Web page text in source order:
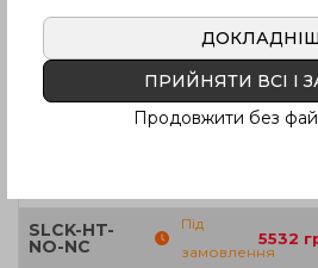
SLCK-HT-NC Так 3430
SLCK-HT-NC- Так 5532
SLCK-HT-
NO-NC
Під
замовлення
5532
ПРИЙНЯТИ ВСІ І
Продовжити без